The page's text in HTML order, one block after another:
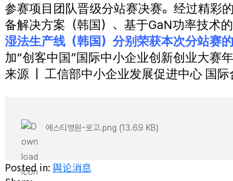
参赛项目团队晋级分站赛决赛。经过精彩
备解决方案（韩国）、基于GaN功率技术
湿法生产线（韩国）分别荣获本次分站赛
加“创客中国”国际中小企业创新创业大赛
来源 | 工信部中小企业发展促进中心 国际
에스티영원-로고.png (13.69 KB)
Posted in: 舆论消息